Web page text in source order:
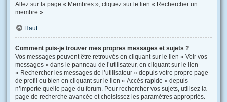
Allez sur la page « Membres », cliquez sur le lien « Rechercher un
membre ».
Haut
Comment puis-je trouver mes propres messages et sujets ?
Vos messages peuvent être retrouvés en cliquant sur le lien « Voir vos
messages » dans le panneau de l’utilisateur, en cliquant sur le lien
« Rechercher les messages de l’utilisateur » depuis votre propre page
de profil ou bien en cliquant sur le lien « Accès rapide » depuis
n’importe quelle page du forum. Pour rechercher vos sujets, utilisez la
page de recherche avancée et choisissez les paramètres appropriés.